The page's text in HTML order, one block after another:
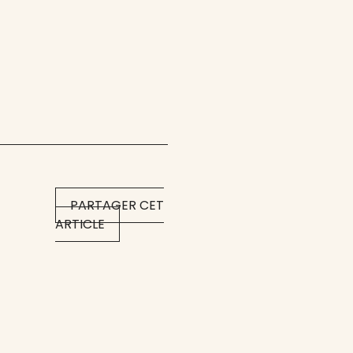
PARTAGER CET
ARTICLE